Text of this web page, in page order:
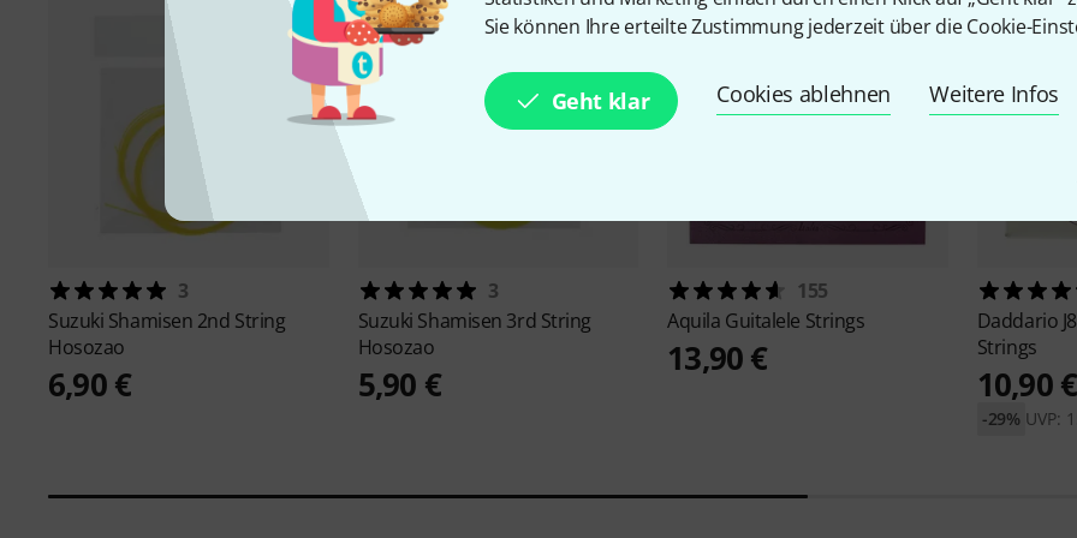
Sie können Ihre erteilte Zustimmung jederzeit über die Cookie-
Geht klar Cookies ablehnen Weitere Infos
3
Suzuki Shamisen 2nd String
Hosozao
6,90 €
3
Suzuki Shamisen 3rd String
Hosozao
5,90 €
155
Aquila Guitalele Strings
13,90 €
Daddario
Strings
10,90 €
UVP:
-29%